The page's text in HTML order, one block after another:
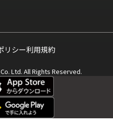
リシー利用規約
Ltd. All Rights Reserved.